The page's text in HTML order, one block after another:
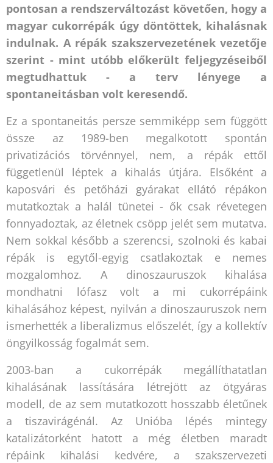
pontosan a rendszerváltozást követően, hogy a
magyar cukorrépák úgy döntöttek, kihalásnak
indulnak. A répák szakszervezetének vezetője
szerint - mint utóbb előkerült feljegyzéseiből
megtudhattuk - a terv lényege a
spontaneitásban volt keresendő.
Ez a spontaneitás persze semmiképp sem függött
össze az 1989-ben megalkotott spontán
privatizációs törvénnyel, nem, a répák ettől
függetlenül léptek a kihalás útjára. Elsőként a
kaposvári és petőházi gyárakat ellátó répákon
mutatkoztak a halál tünetei - ők csak révetegen
fonnyadoztak, az életnek csöpp jelét sem mutatva.
Nem sokkal később a szerencsi, szolnoki és kabai
répák is egytől-egyig csatlakoztak e nemes
mozgalomhoz. A dinoszauruszok kihalása
mondhatni lófasz volt a mi cukorrépáink
kihalásához képest, nyilván a dinoszauruszok nem
ismerhették a liberalizmus előszelét, így a kollektív
öngyilkosság fogalmát sem.
2003-ban a cukorrépák megállíthatatlan
kihalásának lassítására létrejött az ötgyáras
modell, de az sem mutatkozott hosszabb életűnek
a tiszavirágénál. Az Unióba lépés mintegy
katalizátorként hatott a még életben maradt
répáink kihalási kedvére, a szakszervezeti